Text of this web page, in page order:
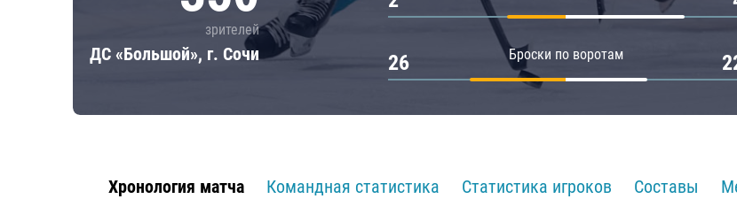
зрителей
ДС «Большой», г. Сочи Броски по воротам
26
Хронология матча Командная статистика Статистика игроков Составы